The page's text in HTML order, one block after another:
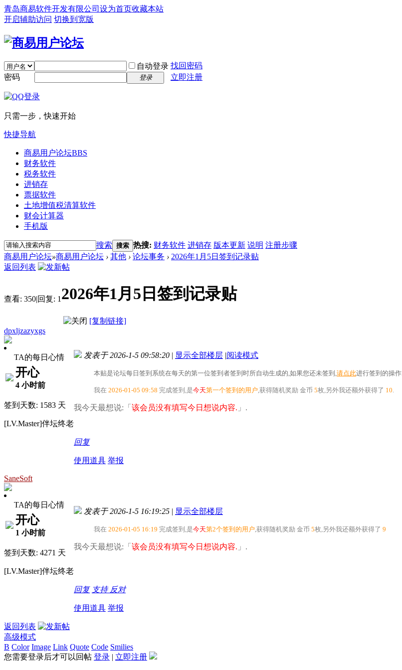
青岛商易软件开发有限公司 设为首页收藏本站
开启辅助访问 切换到宽版
自动登录 找回密码
密码
登录 立即注册
只需一步，快速开始
快捷导航
商易用户论坛BBS
财务软件
税务软件
进销存
票据软件
土地增值税清算软件
财会计算器
手机版
搜索 搜索 热搜: 财务软件 进销存 版本更新 说明 注册步骤
商易用户论坛»商易用户论坛 › 其他 › 论坛事务 › 2026年1月5日签到记录贴
返回列表
查看: 350|回复: 1 2026年1月5日签到记录贴
[复制链接]
dpxljzazyxgs
TA的每日心情
开心
4 小时前
签到天数: 1583 天
[LV.Master]伴坛终老
发表于 2026-1-5 09:58:20 | 显示全部楼层 |阅读模式
本贴是论坛每日签到系统在每天的第一位签到者签到时所自动生成的,如果您还未签到, 请点此进行签到的操作.
我在 2026-01-05 09:58 完成签到,是今天第一个签到的用户 ,获得随机奖励 金币 5枚 ,另外我还额外获得了 10
我今天最想说:「 该会员没有填写今日想说内容. 」.
回复
使用道具 举报
SaneSoft
TA的每日心情
开心
1 小时前
签到天数: 4271 天
[LV.Master]伴坛终老
发表于 2026-1-5 16:19:25 | 显示全部楼层
我在 2026-01-05 16:19 完成签到,是今天第2个签到的用户 ,获得随机奖励 金币 5枚 ,另外我还额外获得了 9
我今天最想说:「 该会员没有填写今日想说内容. 」.
回复 支持 反对
使用道具 举报
返回列表
高级模式
B Color Image Link Quote Code Smilies
您需要登录后才可以回帖 登录 | 立即注册